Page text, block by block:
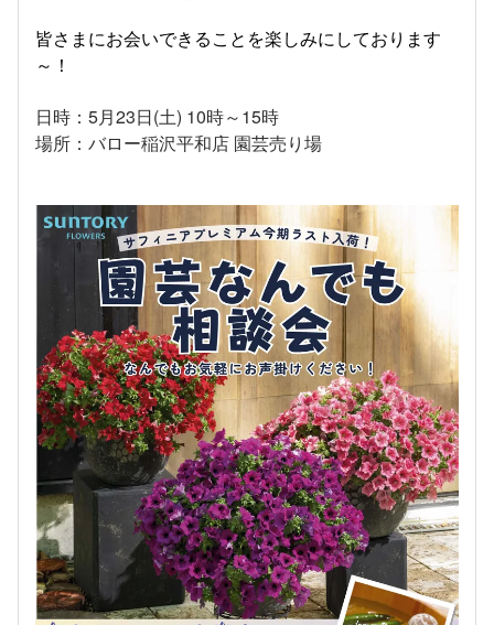
皆さまにお会いできることを楽しみにしております
～！
日時：5月23日(土) 10時～15時
場所：バロー稲沢平和店 園芸売り場